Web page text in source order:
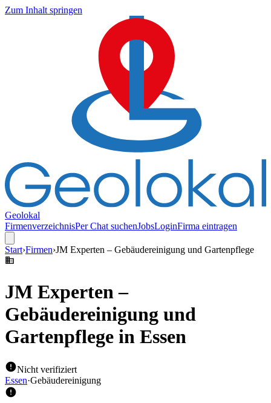
Zum Inhalt springen
Geolokal
FirmenverzeichnisPer Chat suchenJobsLoginFirma eintragen
Start›Firmen›JM Experten – Gebäudereinigung und Gartenpflege
JM Experten –
Gebäudereinigung und
Gartenpflege in Essen
Nicht verifiziert
Essen·Gebäudereinigung